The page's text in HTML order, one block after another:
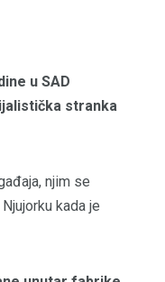
u SAD
stranka
njim se
kada je